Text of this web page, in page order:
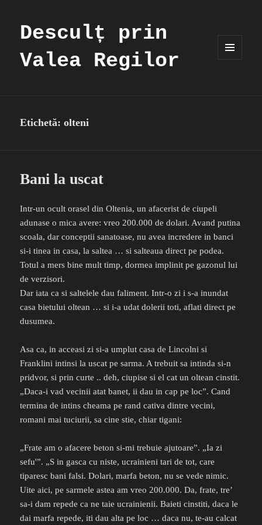
Desculț prin
Valea Regilor
Etichetă:olteni
Bani la uscat
Intr-un ocult orasel din Oltenia, un afacerist de ciupeli
adunase o mica avere: vreo 200.000 de dolari. Avand putina
scoala, dar conceptii sanatoase, nu avea incredere in banci
si-i tinea in casa, la saltea … si salteaua direct pe podea.
Totul a mers bine mult timp, dormea implinit pe gazonul lui
de verzisori.
Dar iata ca si saltelele dau faliment. Intr-o zi i s-a inundat
casa bietului oltean … si i-a udat dolerii toti, aflati direct pe
dusumea.
Asa ca, in acceasi zi si-a umplut casa de Lincolni si
Franklini intinsi la uscat pe sarma. A trebuit sa intinda si-n
pridvor, si prin curte .. deh, ciupise si el cat un oltean cinstit.
„Daca-i vad vecinii atat banet, ii dau in cap pe loc”. Cand
termina de intins cheama pe rand cativa dintre vecini,
romani mai tuciurii, sa cine stie, chiar tigani:
„Frate am o afacere beton si-mi trebuie ajutoare”. „Ia zi
sefu'”. „S in gasca cu niste, ucrainieni tari de tot, care
tiparesc bani falsi. Dolari, marfa beton, nu se vede nimic.
Uite aici, pe sarmele astea am vreo 200.000. Da, frate, tre’
sa-i dam repede ca ne taie ucrainienii. Baieti cinstiti, daca le
dai marfa repede, iti dau alta pe loc … daca nu, te-au calcat